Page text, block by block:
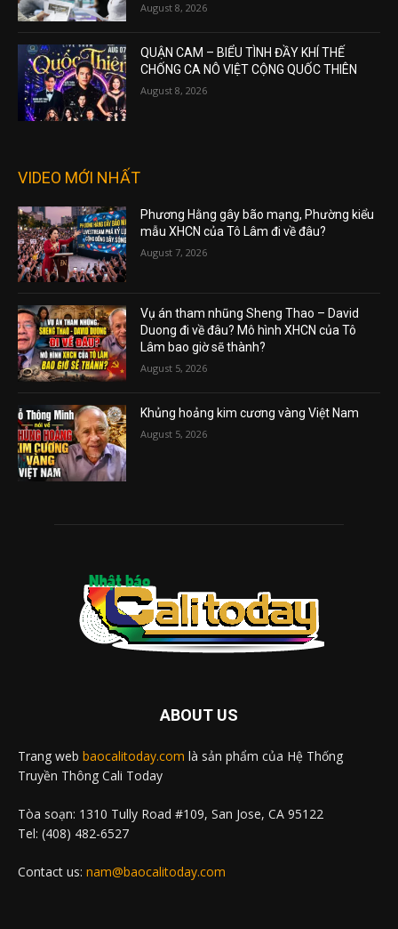
August 8, 2026
QUẬN CAM – BIỂU TÌNH ĐẦY KHÍ THẾ
CHỐNG CA NÔ VIỆT CỘNG QUỐC THIÊN
August 8, 2026
VIDEO MỚI NHẤT
Phương Hằng gây bão mạng, Phường kiểu
mẫu XHCN của Tô Lâm đi về đâu?
August 7, 2026
Vụ án tham nhũng Sheng Thao – David
Duong đi về đâu? Mô hình XHCN của Tô
Lâm bao giờ sẽ thành?
August 5, 2026
Khủng hoảng kim cương vàng Việt Nam
August 5, 2026
ABOUT US
Trang web baocalitoday.com là sản phẩm của Hệ Thống
Truyền Thông Cali Today
Tòa soạn: 1310 Tully Road #109, San Jose, CA 95122
Tel: (408) 482-6527
Contact us: nam@baocalitoday.com